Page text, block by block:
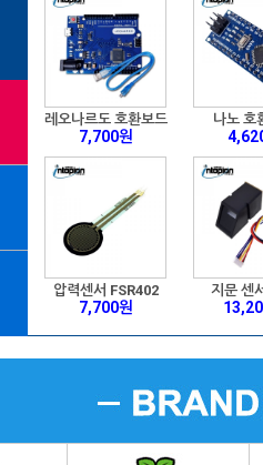
라즈베리파이4 4GB
80,300원
10.1inch
8X8 도트메트릭스
8,800원